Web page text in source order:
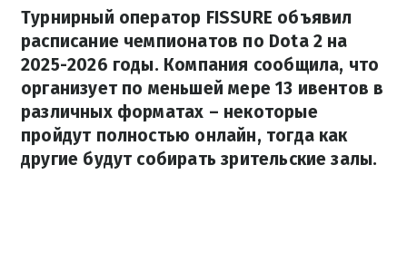
Турнирный оператор FISSURE объявил
расписание чемпионатов по Dota 2 на
2025-2026 годы. Компания сообщила, что
организует по меньшей мере 13 ивентов в
различных форматах – некоторые
пройдут полностью онлайн, тогда как
другие будут собирать зрительские залы.